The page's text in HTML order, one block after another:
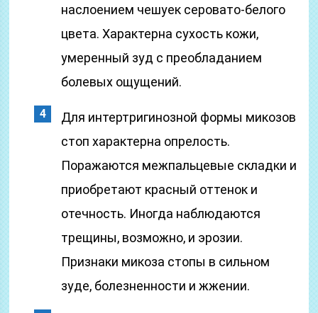
наслоением чешуек серовато-белого
цвета. Характерна сухость кожи,
умеренный зуд с преобладанием
болевых ощущений.
Для интертригинозной формы микозов
стоп характерна опрелость.
Поражаются межпальцевые складки и
приобретают красный оттенок и
отечность. Иногда наблюдаются
трещины, возможно, и эрозии.
Признаки микоза стопы в сильном
зуде, болезненности и жжении.